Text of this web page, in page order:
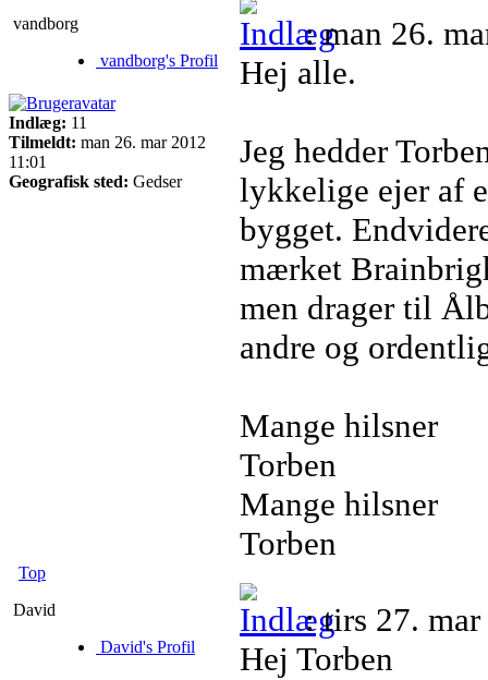
vandborg
vandborg's Profil
Indlæg: 11
Tilmeldt: man 26. mar 2012
11:01
Geografisk sted: Gedser
: man 26.
Hej alle.
Jeg hedder
lykkelige ejer af
bygget.
mærket
men drager til
andre og
Mange hilsner
Torben
Mange hilsner
Torben
Top
David
David's Profil
: tirs 27.
Hej Torben